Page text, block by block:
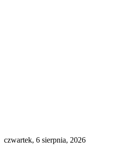
czwartek, 6 sierpnia, 2026